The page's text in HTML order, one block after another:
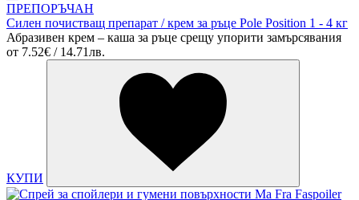
ПРЕПОРЪЧАН
Силен почистващ препарат / крем за ръце Pole Position 1 - 4 кг
Абразивен крем – каша за ръце срещу упорити замърсявания
от 7.52€ / 14.71лв.
КУПИ